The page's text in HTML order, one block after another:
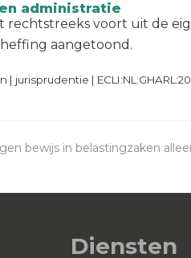
administratie
rechtstreeks voort uit de
aangetoond.
|
bewijs in belastingzaken
Diensten